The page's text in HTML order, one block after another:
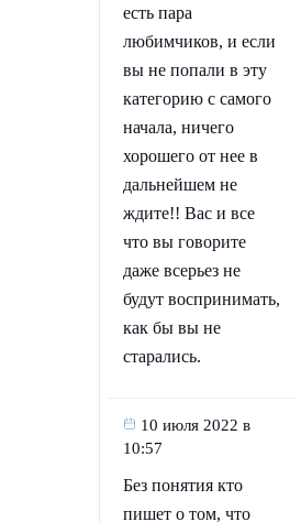
есть пара
любимчиков, и если
вы не попали в эту
категорию с самого
начала, ничего
хорошего от нее в
дальнейшем не
ждите!! Вас и все
что вы говорите
даже всерьез не
будут воспринимать,
как бы вы не
старались.
10 июля 2022 в
10:57
Без понятия кто
пишет о том, что